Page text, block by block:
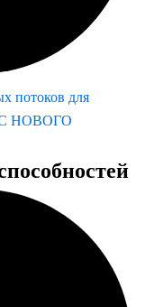
потоков для
НОВОГО